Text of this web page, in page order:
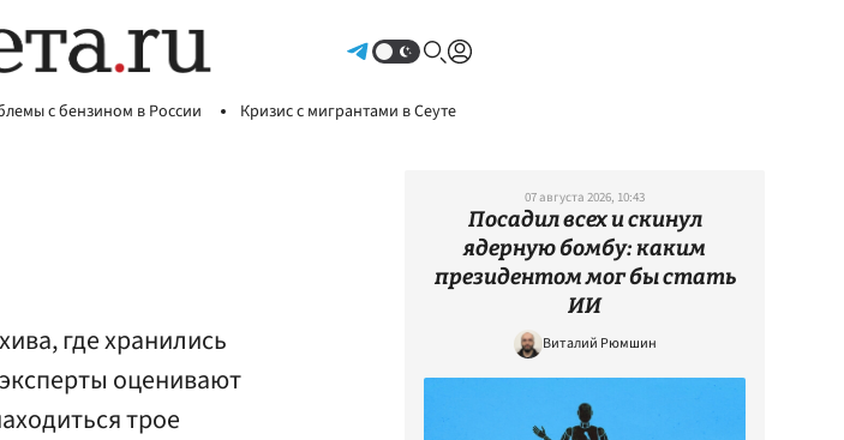
с бензином в России Кризис с мигрантами в Сеуте
где хранились
оценивают
трое
07 августа 2026, 10:43
Посадил всех и скинул
ядерную бомбу: каким
президентом мог бы стать
ИИ
Виталий Рюмшин